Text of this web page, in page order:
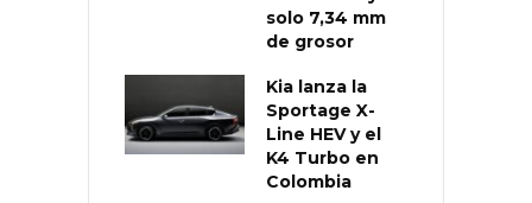
solo 7,34 mm
de grosor
Kia lanza la
Sportage X-
Line HEV y el
K4 Turbo en
Colombia